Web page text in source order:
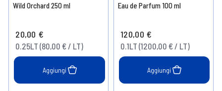
Wild Orchard 250 ml
20,00 €
0.25LT (80,00 € / LT)
Aggiungi
Eau de Parfum 100 ml
120,00 €
0.1LT (1200,00 € / LT)
Aggiungi